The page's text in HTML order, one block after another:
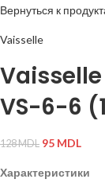
Вернуться к
Vaisselle
Vaisselle
VS-6-6
128MDL 95 MDL
Характеристики